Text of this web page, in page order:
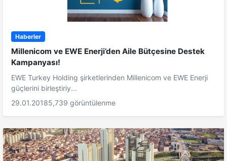
Haberler
Millenicom ve EWE Enerji’den Aile Bütçesine Destek
Kampanyası!
EWE Turkey Holding şirketlerinden Millenicom ve EWE Enerji
güçlerini birleştiriy...
29.01.20185,739 görüntülenme